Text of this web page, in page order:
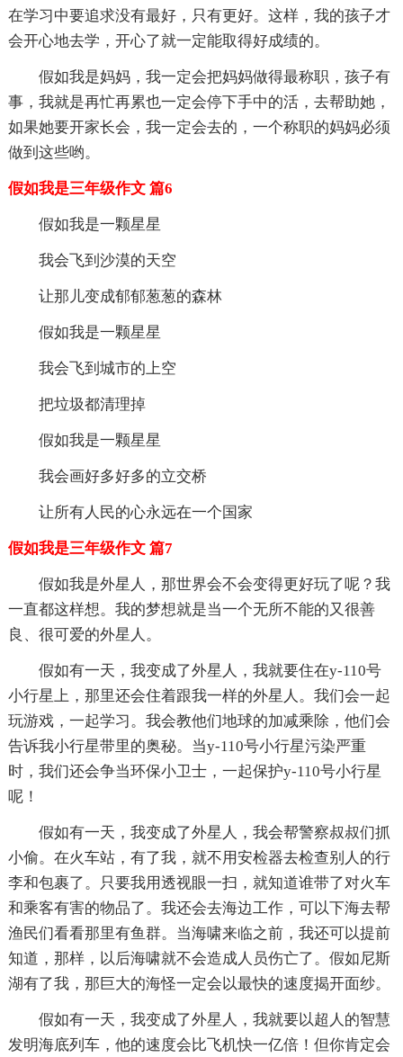
在学习中要追求没有最好，只有更好。这样，我的孩子才
会开心地去学，开心了就一定能取得好成绩的。
假如我是妈妈，我一定会把妈妈做得最称职，孩子有
事，我就是再忙再累也一定会停下手中的活，去帮助她，
如果她要开家长会，我一定会去的，一个称职的妈妈必须
做到这些哟。
假如我是三年级作文 篇6
假如我是一颗星星
我会飞到沙漠的天空
让那儿变成郁郁葱葱的森林
假如我是一颗星星
我会飞到城市的上空
把垃圾都清理掉
假如我是一颗星星
我会画好多好多的立交桥
让所有人民的心永远在一个国家
假如我是三年级作文 篇7
假如我是外星人，那世界会不会变得更好玩了呢？我
一直都这样想。我的梦想就是当一个无所不能的又很善
良、很可爱的外星人。
假如有一天，我变成了外星人，我就要住在y-110号
小行星上，那里还会住着跟我一样的外星人。我们会一起
玩游戏，一起学习。我会教他们地球的加减乘除，他们会
告诉我小行星带里的奥秘。当y-110号小行星污染严重
时，我们还会争当环保小卫士，一起保护y-110号小行星
呢！
假如有一天，我变成了外星人，我会帮警察叔叔们抓
小偷。在火车站，有了我，就不用安检器去检查别人的行
李和包裹了。只要我用透视眼一扫，就知道谁带了对火车
和乘客有害的物品了。我还会去海边工作，可以下海去帮
渔民们看看那里有鱼群。当海啸来临之前，我还可以提前
知道，那样，以后海啸就不会造成人员伤亡了。假如尼斯
湖有了我，那巨大的海怪一定会以最快的速度揭开面纱。
假如有一天，我变成了外星人，我就要以超人的智慧
发明海底列车，他的速度会比飞机快一亿倍！但你肯定会